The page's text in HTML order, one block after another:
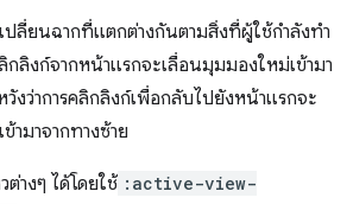
ปลี่ยนฉากที่แตกต่างกันตามสิ่งที่ผู้ใช้กำลังทำ
กลิงก์จากหน้าแรกจะเลื่อนมุมมองใหม่เข้ามา
งว่าการคลิกลิงก์เพื่อกลับไปยังหน้าแรกจะ
ามาจากทางซ้าย
างๆ ได้โดยใช้ :active-view-